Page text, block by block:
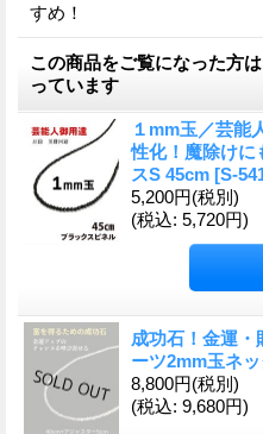
すめ！
この商品をご覧になった方
っています
１mm玉／芸能
性化！魔除けに
スS 45cm [S-
5,200円(税別)
(税込: 5,720円)
成功石！金運
ーツ2mm玉ネ
8,800円(税別)
(税込: 9,680円)